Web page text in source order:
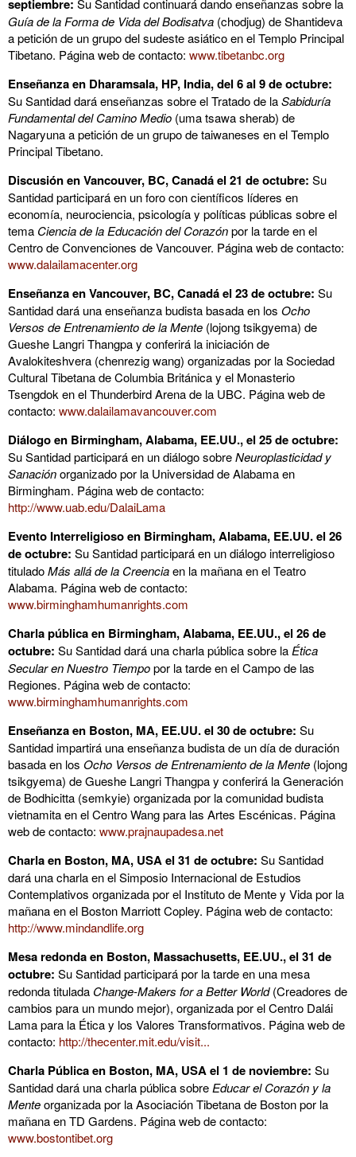
septiembre: Su Santidad continuará dando enseñanzas sobre la
Guía de la Forma de Vida del Bodisatva (chodjug) de Shantideva
a petición de un grupo del sudeste asiático en el Templo Principal
Tibetano. Página web de contacto: www.tibetanbc.org
Enseñanza en Dharamsala, HP, India, del 6 al 9 de octubre:
Su Santidad dará enseñanzas sobre el Tratado de laSabiduría
Fundamental del Camino Medio (uma tsawa sherab) de
Nagaryuna a petición de un grupo de taiwaneses en el Templo
Principal Tibetano.
Discusión en Vancouver, BC, Canadá el 21 de octubre: Su
Santidad participará en un foro con científicos líderes en
economía, neurociencia, psicología y políticas públicas sobre el
tema Ciencia de la Educación del Corazónpor la tarde en el
Centro de Convenciones de Vancouver. Página web de contacto:
www.dalailamacenter.org
Enseñanza en Vancouver, BC, Canadá el 23 de octubre: Su
Santidad dará una enseñanza budista basada en los Ocho
Versos de Entrenamiento de la Mente (lojong tsikgyema) de
Gueshe Langri Thangpa y conferirá la iniciación de
Avalokiteshvera (chenrezig wang) organizadas por la Sociedad
Cultural Tibetana de Columbia Británica y el Monasterio
Tsengdok en el Thunderbird Arena de la UBC. Página web de
contacto: www.dalailamavancouver.com
Diálogo en Birmingham, Alabama, EE.UU., el 25 de octubre:
Su Santidad participará en un diálogo sobreNeuroplasticidad y
Sanaciónorganizado por la Universidad de Alabama en
Birmingham. Página web de contacto:
http://www.uab.edu/DalaiLama
Evento Interreligioso en Birmingham, Alabama, EE.UU. el 26
de octubre: Su Santidad participará en un diálogo interreligioso
tituladoMás allá de la Creenciaen la mañana en el Teatro
Alabama. Página web de contacto:
www.birminghamhumanrights.com
Charla pública en Birmingham, Alabama, EE.UU., el 26 de
octubre: Su Santidad dará una charla pública sobre la Ética
Secular en Nuestro Tiempopor la tarde en el Campo de las
Regiones. Página web de contacto:
www.birminghamhumanrights.com
Enseñanza en Boston, MA, EE.UU. el 30 de octubre: Su
Santidad impartirá una enseñanza budista de un día de duración
basada en los Ocho Versos de Entrenamiento de la Mente (lojong
tsikgyema) de Gueshe Langri Thangpa y conferirá la Generación
de Bodhicitta (semkyie) organizada por la comunidad budista
vietnamita en el Centro Wang para las Artes Escénicas. Página
web de contacto: www.prajnaupadesa.net
Charla en Boston, MA, USA el 31 de octubre: Su Santidad
dará una charla en el Simposio Internacional de Estudios
Contemplativos organizada por el Instituto de Mente y Vida por la
mañana en el Boston Marriott Copley. Página web de contacto:
http://www.mindandlife.org
Mesa redonda en Boston, Massachusetts, EE.UU., el 31 de
octubre: Su Santidad participará por la tarde en una mesa
redonda titulada Change-Makers for a Better World(Creadores de
cambios para un mundo mejor), organizada por el Centro Dalái
Lama para la Ética y los Valores Transformativos. Página web de
contacto: http://thecenter.mit.edu/visit...
Charla Pública en Boston, MA, USA el 1 de noviembre: Su
Santidad dará una charla pública sobre Educar el Corazón y la
Menteorganizada por la Asociación Tibetana de Boston por la
mañana en TD Gardens. Página web de contacto:
www.bostontibet.org